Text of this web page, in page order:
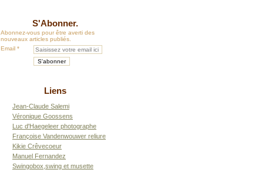
S'Abonner.
Abonnez-vous pour être averti des
nouveaux articles publiés.
Email
Liens
Jean-Claude Salemi
Véronique Goossens
Luc d'Haegeleer photographe
Françoise Vandenwouwer reliure
Kikie Crêvecoeur
Manuel Fernandez
Swingobox,swing et musette